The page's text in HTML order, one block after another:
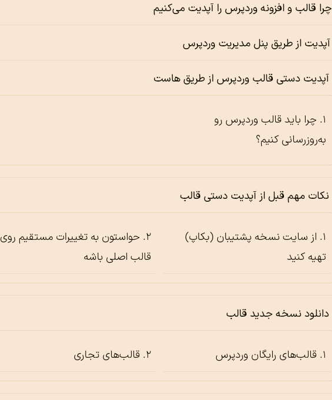
چرا قالب و افزونه وردپرس را آپدیت می‌کنیم
آپدیت از طریق پنل مدیریت وردپرس
آپدیت دستی قالب وردپرس از طریق هاست
چرا باید قالب وردپرس رو
به‌روزرسانی کنیم؟
نکات مهم قبل از آپدیت دستی قالب
از سایت نسخه پشتیبان (بکاپ)
تهیه کنید
حواستون به تغییرات مستقیم روی
قالب اصلی باشه
دانلود نسخه جدید قالب
قالب‌های رایگان وردپرس قالب‌های تجاری